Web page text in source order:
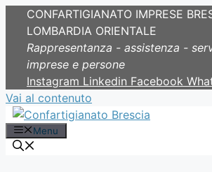
CONFARTIGIANATO IMPRESE
LOMBARDIA ORIENTALE
Rappresentanza - assistenza -
imprese e persone
Instagram Linkedin Facebook
Vai al contenuto
Menu